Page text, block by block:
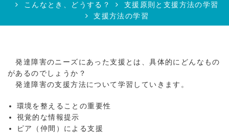
こんなとき、どうする？
支援原則と支援方法の学習
支援方法の学習
発達障害のニーズにあった支援とは、具体的にどんなもの
があるのでしょうか？
発達障害の支援方法について学習していきます。
環境を整えることの重要性
視覚的な情報提示
ピア（仲間）による支援